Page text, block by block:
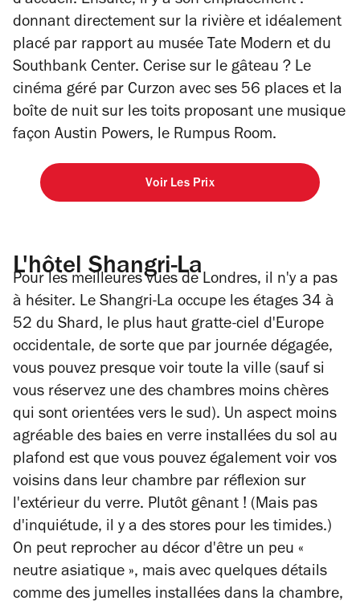
donnant directement sur la rivière et idéalement
placé par rapport au musée Tate Modern et du
Southbank Center. Cerise sur le gâteau ? Le
cinéma géré par Curzon avec ses 56 places et la
boîte de nuit sur les toits proposant une musique
façon Austin Powers, le Rumpus Room.
Voir Les Prix
L'hôtel Shangri-La
Pour les meilleures vues de Londres, il n'y a pas
à hésiter. Le Shangri-La occupe les étages 34 à
52 du Shard, le plus haut gratte-ciel d'Europe
occidentale, de sorte que par journée dégagée,
vous pouvez presque voir toute la ville (sauf si
vous réservez une des chambres moins chères
qui sont orientées vers le sud). Un aspect moins
agréable des baies en verre installées du sol au
plafond est que vous pouvez également voir vos
voisins dans leur chambre par réflexion sur
l'extérieur du verre. Plutôt gênant ! (Mais pas
d'inquiétude, il y a des stores pour les timides.)
On peut reprocher au décor d'être un peu «
neutre asiatique », mais avec quelques détails
comme des jumelles installées dans la chambre,